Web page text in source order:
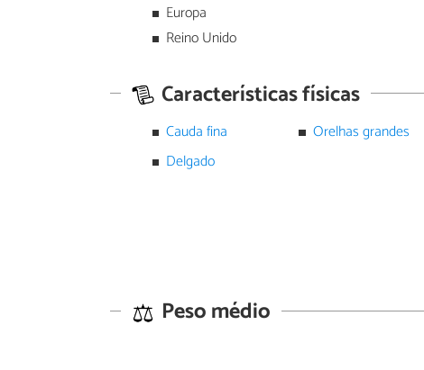
Europa
Reino Unido
Características físicas
Cauda fina
Orelhas grandes
Delgado
Peso médio